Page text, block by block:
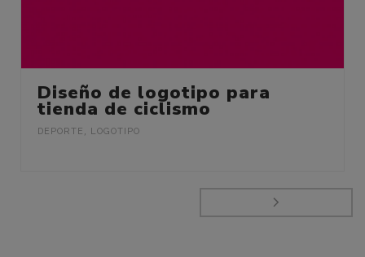
Diseño de logotipo para
tienda de ciclismo
DEPORTE , LOGOTIPO